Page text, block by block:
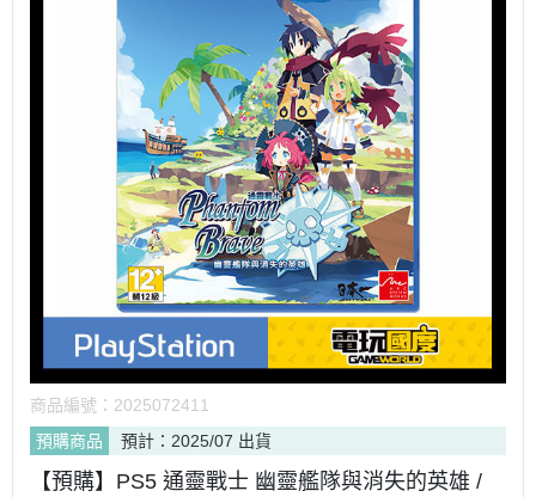
商品編號： 2025072411
預購商品
預計：2025/07 出貨
【預購】PS5 通靈戰士 幽靈艦隊與消失的英雄 /